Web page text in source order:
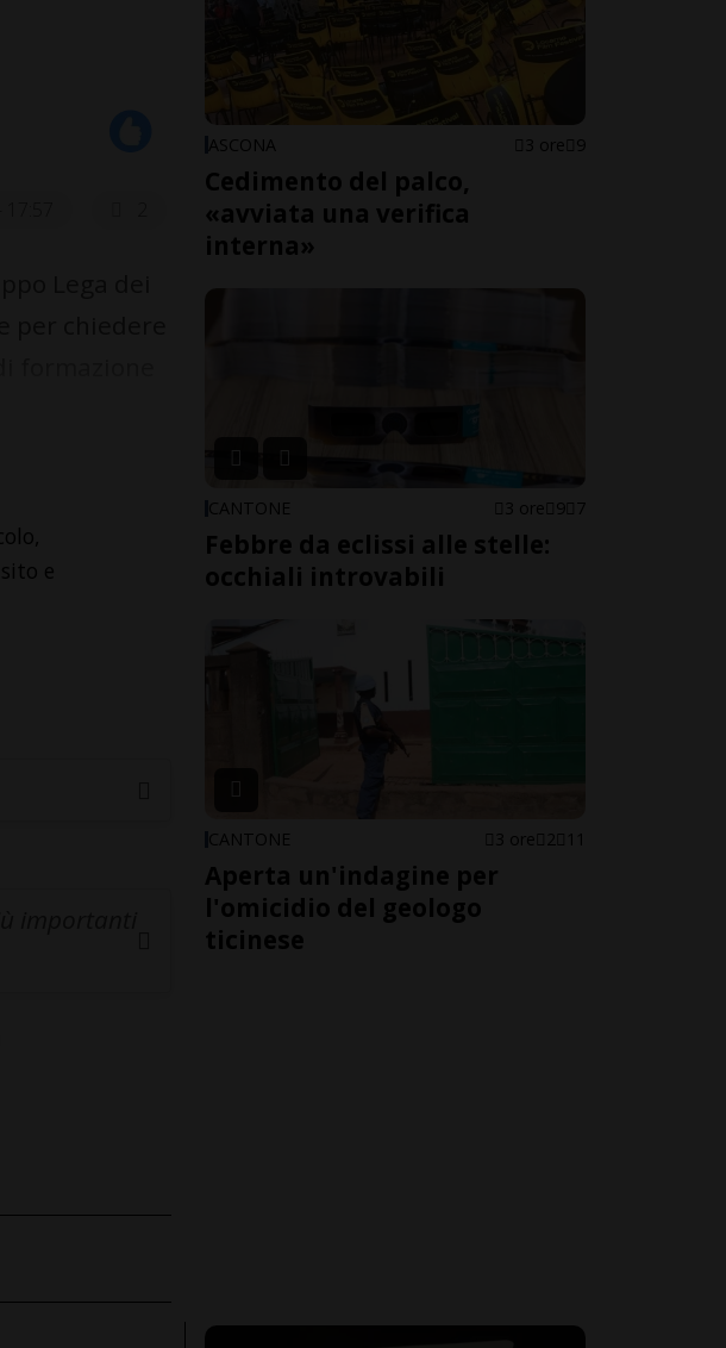
e
ASCONA 3 ore 9
Cedimento del palco,
«avviata una verifica
interna»
CANTONE 3 ore 9 7
Febbre da eclissi alle stelle:
occhiali introvabili
CANTONE 3 ore 2 11
Aperta un'indagine per
l'omicidio del geologo
ticinese